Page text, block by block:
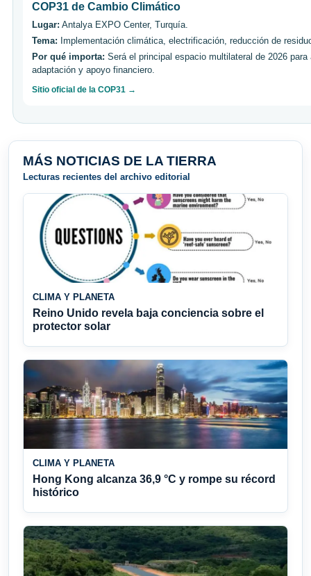
COP31 de Cambio Climático
Lugar: Antalya EXPO Center, Turquía.
Tema: Implementación climática, electrificación, reducción de
Por qué importa: Será el principal espacio multilateral de 2026
adaptación y apoyo financiero.
Sitio oficial de la COP31 →
MÁS NOTICIAS DE LA TIERRA
Lecturas recientes del archivo editorial
CLIMA Y PLANETA
Reino Unido revela baja conciencia sobre el
protector solar
CLIMA Y PLANETA
Hong Kong alcanza 36,9 °C y rompe su récord
histórico